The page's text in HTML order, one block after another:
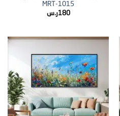
MRT-1015
180ر.س